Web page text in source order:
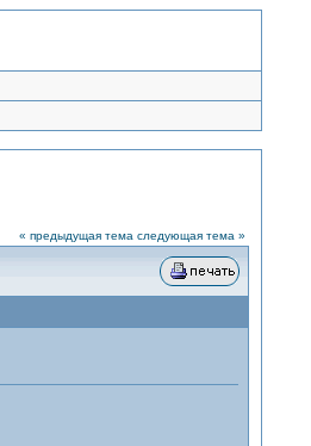
« предыдущая тема следующая тема »